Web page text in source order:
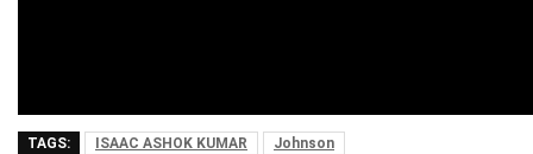
TAGS: ISAAC ASHOK KUMAR
Johnson